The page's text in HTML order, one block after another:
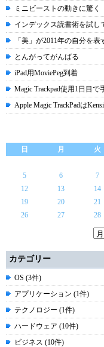
ミニビーストの動きに驚く
インデックス読書術を試し
「美」が2011年の自分を
とんがってがんばる
iPad用MoviePeg到着
Magic Trackpad使用1日目
Apple Magic TrackPadは
日
月 火
5
6 7
12
13 14
19
20 21
26
27 28
カテゴリー
OS (3件)
アプリケーション (1件)
テクノロジー (1件)
ハードウェア (10件)
ビジネス (10件)